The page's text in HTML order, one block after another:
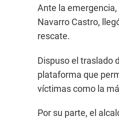
Ante la
Navarro Castro,
rescate.
Dispuso el traslado
plataforma que
víctimas como la
Por su parte, el